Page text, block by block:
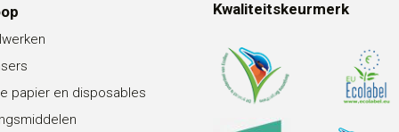
papier en disposables
Kwaliteitskeurmerk